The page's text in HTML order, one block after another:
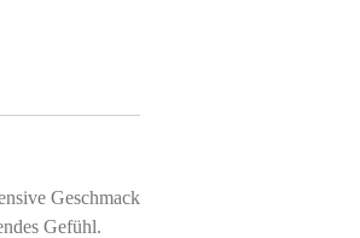
Geschmack
Gefühl.